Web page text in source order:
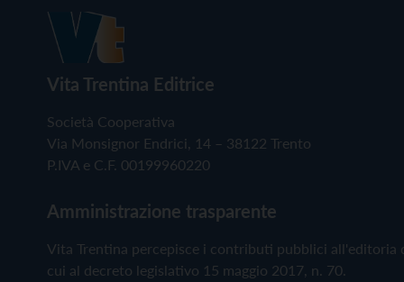
Vita Trentina Editrice
Società Cooperativa
Via Monsignor Endrici, 14 – 38122 Trento
P.IVA e C.F. 00199960220
Amministrazione trasparente
Vita Trentina percepisce i contributi pubblici all'editoria
cui al decreto legislativo 15 maggio 2017, n. 70.